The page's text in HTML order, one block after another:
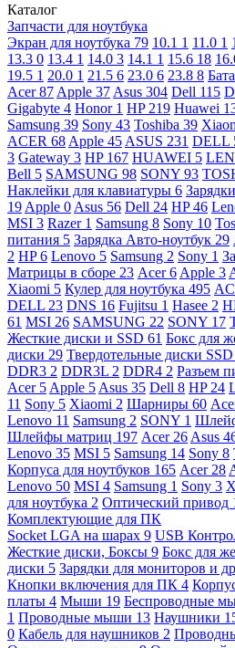
Каталог
Запчасти для ноутбука
Экран для ноутбука 79 10.1 1 11.0 1
13.3 0 13.4 1 14.0 3 14.1 1 15.6 18
19.5 1 20.0 1 21.5 6 23.0 6 23.8 8
Acer87 Apple 37 Asus 304 Dell 115
Gigabyte 4 Honor 1 HP 219 Huawei
Samsung 39 Sony 43 Toshiba 39
ACER 68 Apple 45 ASUS 231 DELL
3 Gateway 3 HP 167 HUAWEI 5
Bell 5 SAMSUNG 98 SONY 93
Наклейки для клавиатуры 6
19 Apple 0 Asus 56 Dell 24 HP46
MSI 3 Razer 1 Samsung 8 Sony 10
питания 5 Зарядка Авто-ноутбук 29
2 HP6 Lenovo 5 Samsung 2 Sony 1
Матрицы в сборе 23 Acer6 Apple 3
Xiaomi 5 Кулер для ноутбука 495
DELL 23 DNS 16 Fujitsu 1 Hasee 2
61 MSI 26 SAMSUNG 22 SONY 17
Жесткие диски и SSD 61 Бокс для
диски 29 Твердотельные диски SSD
DDR3 2 DDR3L 2 DDR4 2 Разъем
Acer 5 Apple 5 Asus 35 Dell 8 HP 24
11 Sony 5 Xiaomi 2 Шарниры 60
Lenovo 11 Samsung 2 SONY 1
Шлейфы матриц 197 Acer 26 Asus
Lenovo 35 MSI 5 Samsung 14 Sony 8
Корпуса для ноутбуков 165 Acer 28
Lenovo 50 MSI 4 Samsung 1 Sony 3
для ноутбука 2 Оптический привод
Комплектующие для ПК
Socket LGA на шарах 9 USB
Жесткие диски, Боксы 9 Бокс для
диски 5 Зарядки для мониторов и
Кнопки включения для ПК 4
платы 4 Мыши 19 Беспроводные
1 Проводные мыши 13 Наушники
0 Кабель для наушников 2